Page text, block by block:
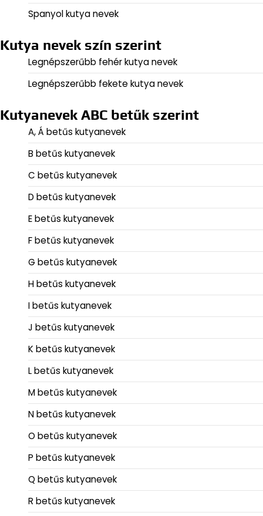
Spanyol kutya nevek
Kutya nevek szín szerint
Legnépszerűbb fehér kutya nevek
Legnépszerűbb fekete kutya nevek
Kutyanevek ABC betűk szerint
A, Á betűs kutyanevek
B betűs kutyanevek
C betűs kutyanevek
D betűs kutyanevek
E betűs kutyanevek
F betűs kutyanevek
G betűs kutyanevek
H betűs kutyanevek
I betűs kutyanevek
J betűs kutyanevek
K betűs kutyanevek
L betűs kutyanevek
M betűs kutyanevek
N betűs kutyanevek
O betűs kutyanevek
P betűs kutyanevek
Q betűs kutyanevek
R betűs kutyanevek